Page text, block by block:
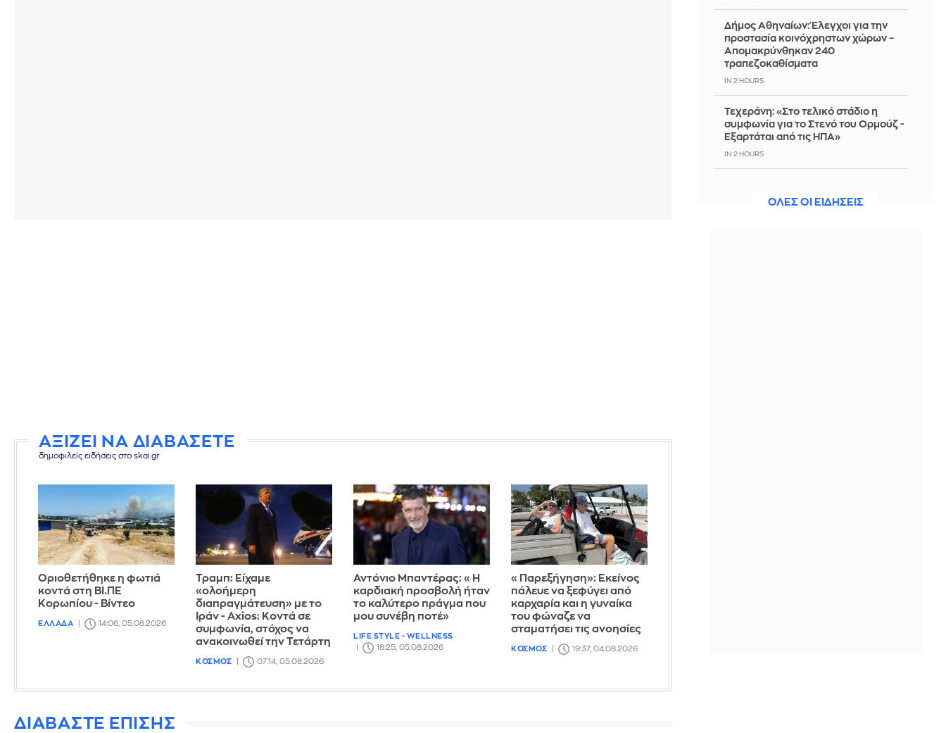
ΑΞΙΖΕΙ ΝΑ ΔΙΑΒΑΣΕΤΕ
δημοφιλείς ειδήσεις στο skai.gr
Οριοθετήθηκε η φωτιά
κοντά στη ΒΙ.ΠΕ
Κορωπίου - Βίντεο
ΕΛΛΑΔΑ 14:06, 05.08.2026
Τραμπ: Είχαμε
«ολοήμερη
διαπραγμάτευση» με το
Ιράν - Axios: Κοντά σε
συμφωνία, στόχος να
ανακοινωθεί την Τετάρτη
ΚΟΣΜΟΣ 07:14, 05.08.2026
Αντόνιο Μπαντέρας: «Η
καρδιακή προσβολή ήταν
το καλύτερο πράγμα που
μου συνέβη ποτέ»
LIFE STYLE - WELLNESS
18:25, 05.08.2026
«Παρεξήγηση»: Εκείνος
πάλευε να ξεφύγει από
καρχαρία και η γυναίκα
του φώναζε να
σταματήσει τις ανοησίες
ΚΟΣΜΟΣ 19:37, 04.08.2026
ΔΙΑΒΑΣΤΕ ΕΠΙΣΗΣ
Δήμος Αθηναίων: Έλεγχοι για την
προστασία κοινόχρηστων χώρων –
Απομακρύνθηκαν 240
τραπεζοκαθίσματα
IN 2 HOURS
Τεχεράνη: «Στο τελικό στάδιο η
συμφωνία για το Στενό του Ορμούζ -
Εξαρτάται από τις ΗΠΑ»
IN 2 HOURS
προειδοποιούν κατά της επιβολής
ΟΛΕΣ ΟΙ ΕΙΔΗΣΕΙΣ